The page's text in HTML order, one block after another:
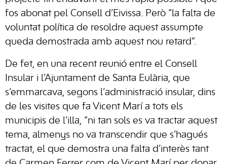
fos abonat pel Consell d’Eivissa. Però “la falta de
voluntat política de resoldre aquest assumpte
queda demostrada amb aquest nou retard”.
De fet, en una recent reunió entre el Consell
Insular i l’Ajuntament de Santa Eulària, que
s’emmarcava, segons l’administració insular, dins
de les visites que fa Vicent Marí a tots els
municipis de l’illa, “ni tan sols es va tractar aquest
tema, almenys no va transcendir que s’hagués
tractat, el que demostra una falta d’interès tant